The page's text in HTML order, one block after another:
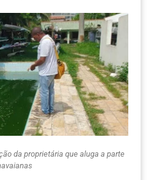
da proprietária que aluga a parte